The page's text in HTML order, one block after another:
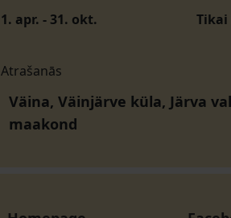
1. apr. - 31. okt.
Tikai
Atrašanās
Väina, Väinjärve küla, Järva
maakond